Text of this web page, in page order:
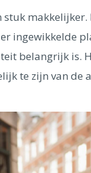
ingewikkelde
belangrijk is.
te zijn van de